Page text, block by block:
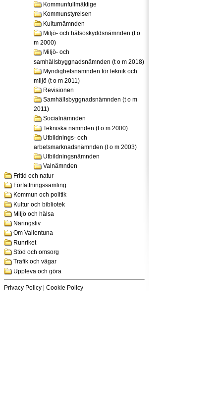
Kommunfullmäktige
Kommunstyrelsen
Kulturnämnden
Miljö- och hälsoskyddsnämnden (t o
m 2000)
Miljö- och
samhällsbyggnadsnämnden (t o m 2018)
Myndighetsnämnden för teknik och
miljö (t o m 2011)
Revisionen
Samhällsbyggnadsnämnden (t o m
2011)
Socialnämnden
Tekniska nämnden (t o m 2000)
Utbildnings- och
arbetsmarknadsnämnden (t o m 2003)
Utbildningsnämnden
Valnämnden
Fritid och natur
Författningssamling
Kommun och politik
Kultur och bibliotek
Miljö och hälsa
Näringsliv
Om Vallentuna
Runriket
Stöd och omsorg
Trafik och vägar
Uppleva och göra
Privacy Policy Cookie Policy